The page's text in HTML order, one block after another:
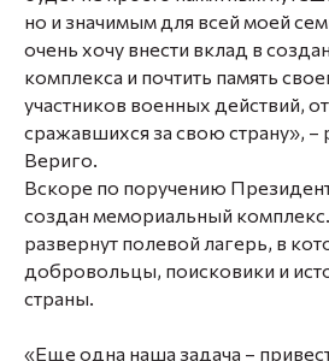
но и значимым для всей моей
очень хочу внести вклад в
комплекса и почтить память
участников военных действий,
сражавшихся за свою страну», –
Вериго.
Вскоре по поручению
создан мемориальный
развернут полевой лагерь, в
добровольцы, поисковики и
страны.
«Еще одна наша задача –